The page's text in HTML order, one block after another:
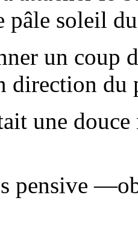
pâle soleil
un coup
direction
une
pensive